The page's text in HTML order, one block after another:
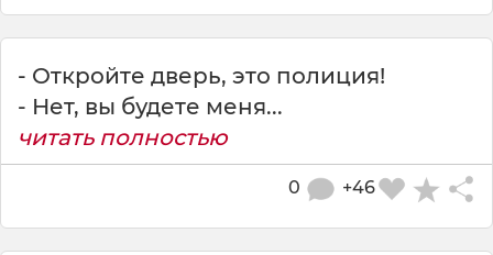
- Откройте дверь, это полиция!
- Нет, вы будете меня...
читать полностью
+46
0